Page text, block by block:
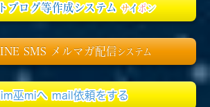
ブログ等作成システム サイポン
SMS メルマガ配信システム
im巫miへ mail依頼をする